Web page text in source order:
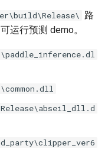
路
运行预测 demo。